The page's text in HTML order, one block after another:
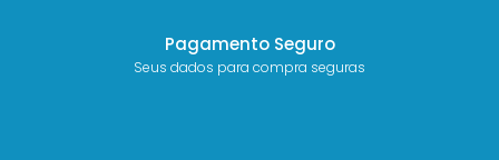
Pagamento Seguro
Seus dados para compra seguras